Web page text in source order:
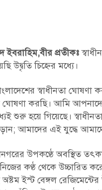
প্রতীকঃ
উদ্বৃতি চিহ্নের মধ্যে।
স্বাধীনতা
ঘোষণা করছি। আমি
শুরু হয়ে গিয়েছে।
আমাদের এই যুদ্ধে
উপকণ্ঠে অবস্থিত
কণ্ঠ থেকে উচ্চারিত
ইস্ট বেঙ্গল